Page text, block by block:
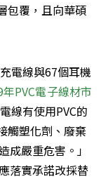
包覆，且向華碩
電線與67個耳機
年PVC電子線材市
線有使用PVC的
觸塑化劑、廢棄
成嚴重危害。」
落實承諾改採替